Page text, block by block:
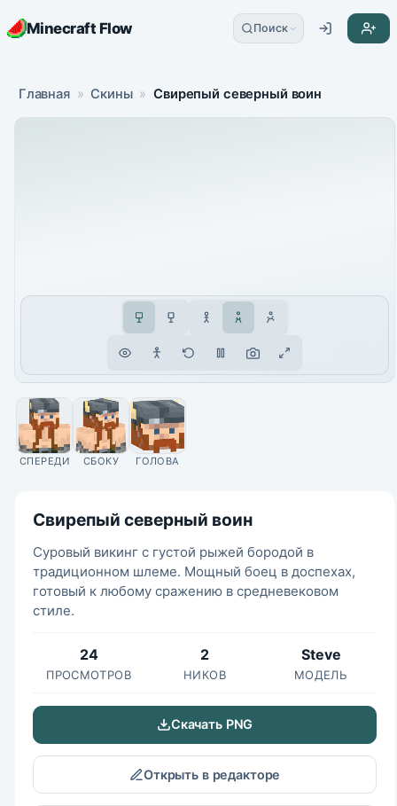
Minecraft Flow Поиск
Главная » Скины » Свирепый северный воин
СПЕРЕДИ СБОКУ ГОЛОВА
Свирепый северный воин
Суровый викинг с густой рыжей бородой в
традиционном шлеме. Мощный боец в доспехах,
готовый к любому сражению в средневековом
стиле.
24
ПРОСМОТРОВ
2
НИКОВ
Steve
МОДЕЛЬ
Скачать PNG
Открыть в редакторе